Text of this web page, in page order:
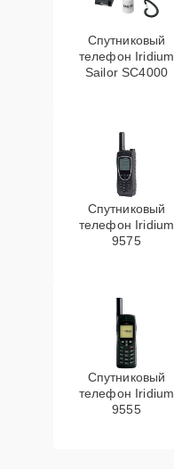
Спутниковый
телефон Iridium
Sailor SC4000
Спутниковый
телефон Iridium
9575
Спутниковый
телефон Iridium
9555